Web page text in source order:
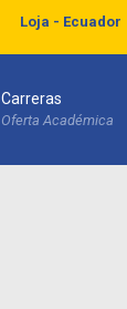
Loja - Ecuador
Carreras
Oferta Académica